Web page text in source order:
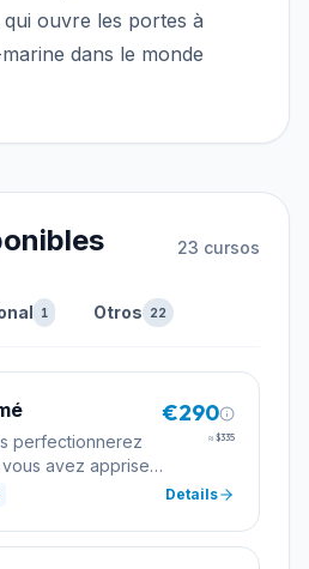
ouvre les portes à
dans le monde
23 cursos
1 Otros 22
perfectionnerez
avez apprises
Diver tout en
pour apprendre les
€290
≈ $335
Details